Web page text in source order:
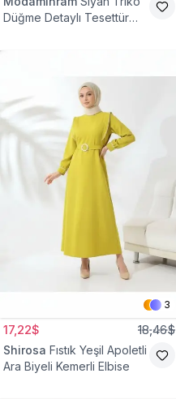
Düğme Detaylı Tesettür
3
17,22$ 18,46$
Shirosa Fıstık Yeşil Apoletli
Ara Biyeli Kemerli Elbise